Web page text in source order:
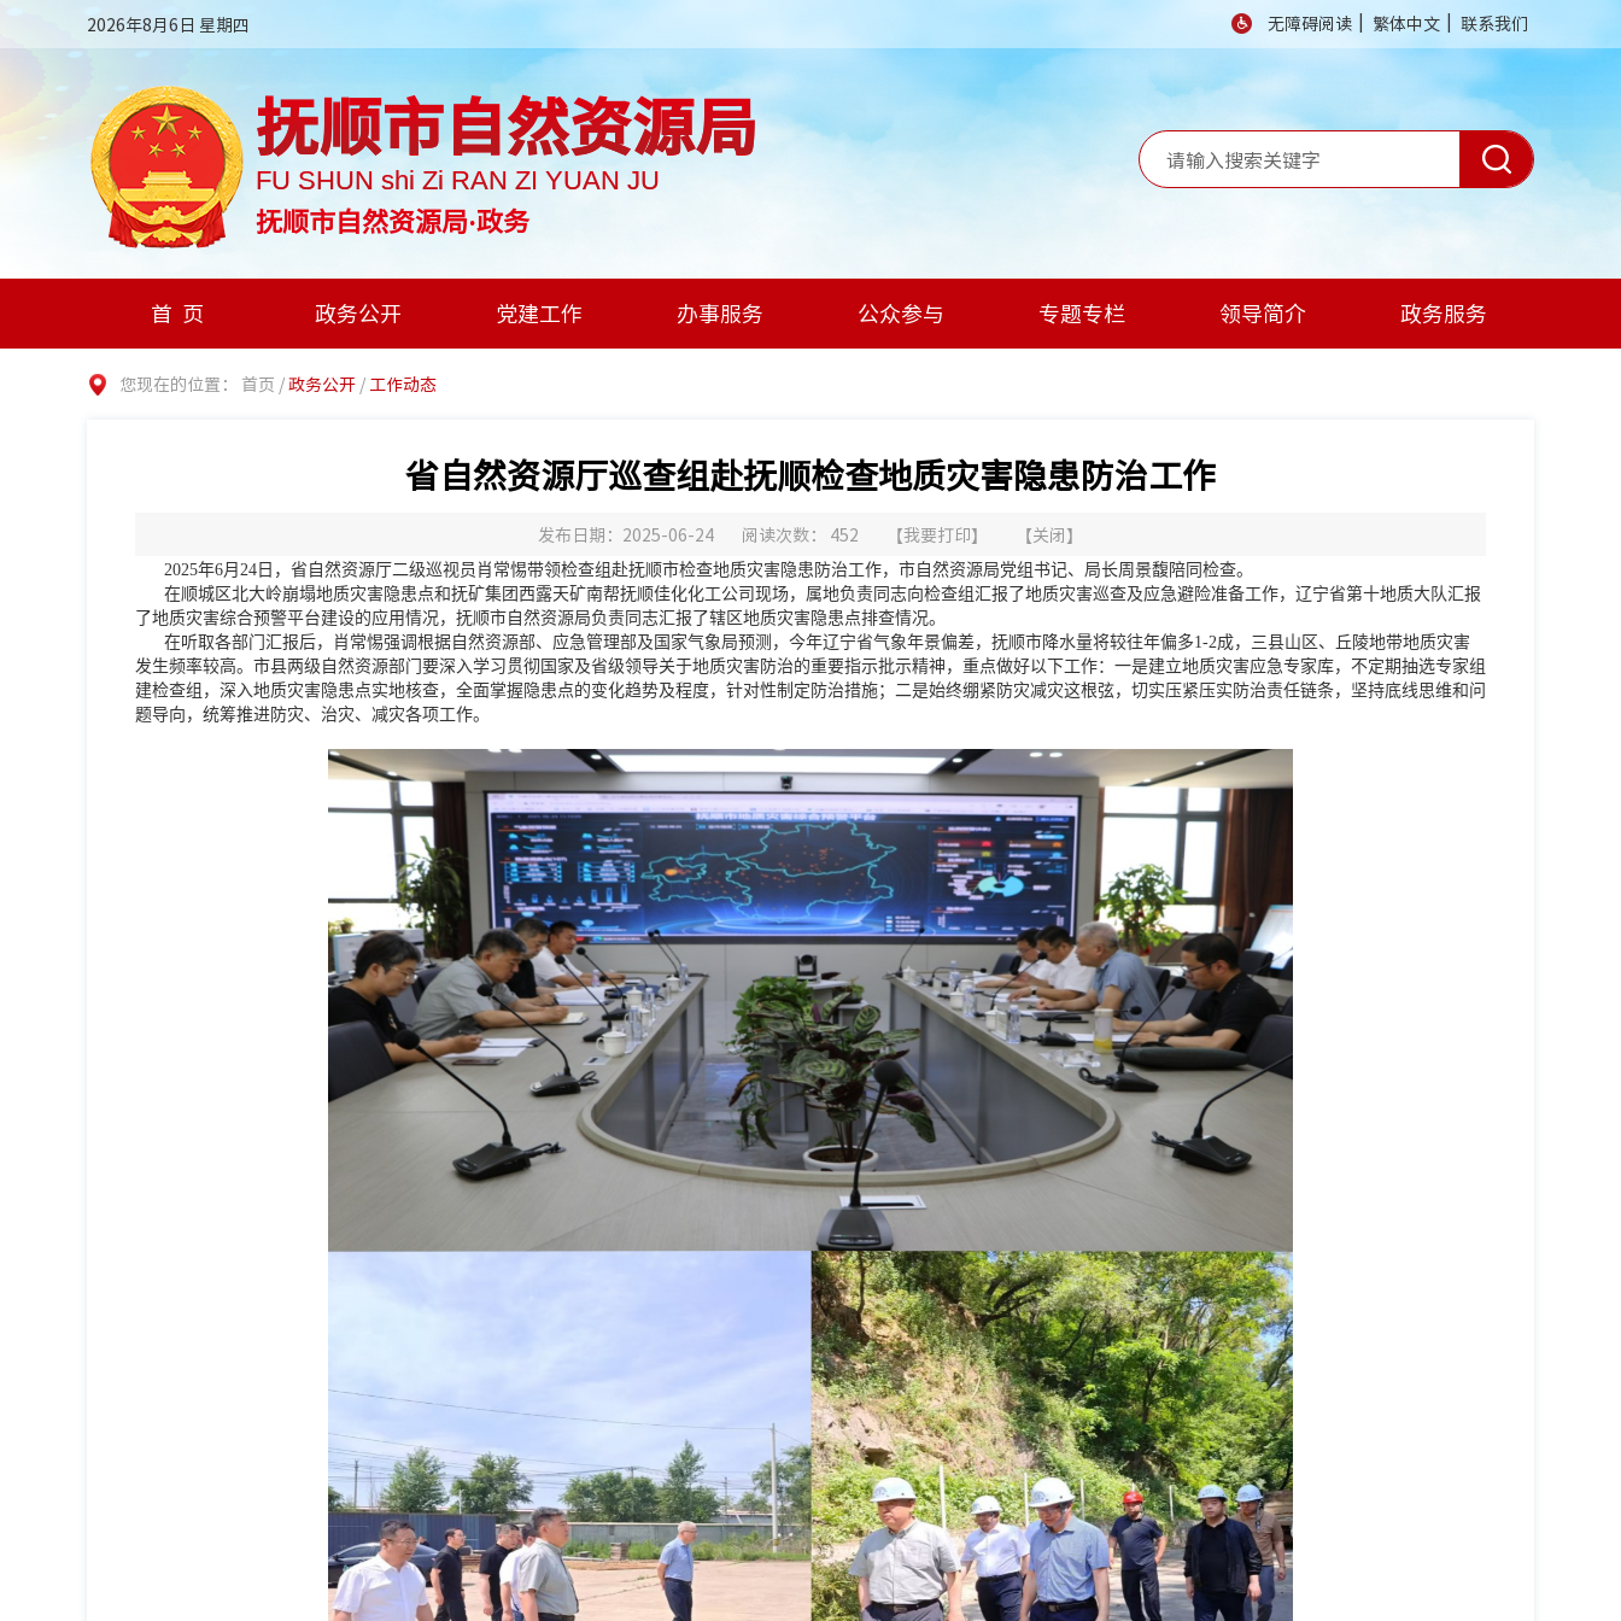
2026年8月6日 星期四 无障碍阅读 | 繁体中文 | 联系我们
抚顺市自然资源局
FU SHUN shi Zi RAN ZI YUAN JU
抚顺市自然资源局·政务
首页 政务公开 党建工作 办事服务 公众参与 专题专栏 领导简介 政务服务
您现在的位置： 首页 /政务公开 / 工作动态
省自然资源厅巡查组赴抚顺检查地质灾害隐患防治工作
发布日期：2025-06-24 阅读次数： 452 【我要打印】 【关闭】
2025年6月24日，省自然资源厅二级巡视员肖常惕带领检查组赴抚顺市检查地质灾害隐患防治工作，市自然资源局党组书记、局长周景馥陪同检查。
在顺城区北大岭崩塌地质灾害隐患点和抚矿集团西露天矿南帮抚顺佳化化工公司现场，属地负责同志向检查组汇报了地质灾害巡查及应急避险准备工作，辽宁省第十地质大队汇报
了地质灾害综合预警平台建设的应用情况，抚顺市自然资源局负责同志汇报了辖区地质灾害隐患点排查情况。
在听取各部门汇报后，肖常惕强调根据自然资源部、应急管理部及国家气象局预测，今年辽宁省气象年景偏差，抚顺市降水量将较往年偏多1-2成，三县山区、丘陵地带地质灾害
发生频率较高。市县两级自然资源部门要深入学习贯彻国家及省级领导关于地质灾害防治的重要指示批示精神，重点做好以下工作：一是建立地质灾害应急专家库，不定期抽选专家组
建检查组，深入地质灾害隐患点实地核查，全面掌握隐患点的变化趋势及程度，针对性制定防治措施；二是始终绷紧防灾减灾这根弦，切实压紧压实防治责任链条，坚持底线思维和问
题导向，统筹推进防灾、治灾、减灾各项工作。